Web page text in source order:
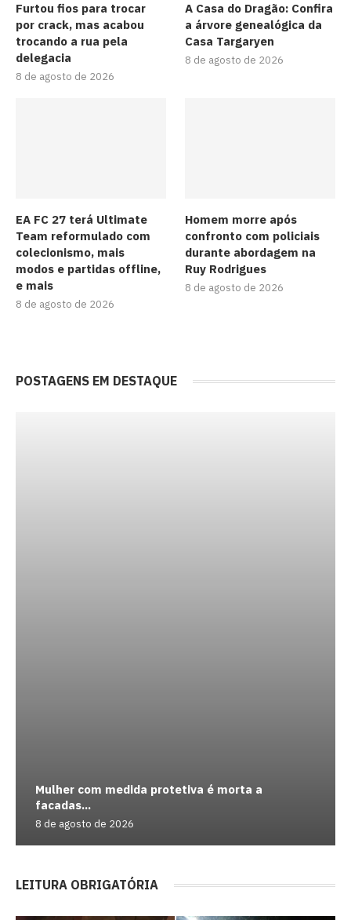
Furtou fios para trocar
por crack, mas acabou
trocando a rua pela
delegacia
8 de agosto de 2026
A Casa do Dragão: Confira
a árvore genealógica da
Casa Targaryen
8 de agosto de 2026
EA FC 27 terá Ultimate
Team reformulado com
colecionismo, mais
modos e partidas offline,
e mais
8 de agosto de 2026
Homem morre após
confronto com policiais
durante abordagem na
Ruy Rodrigues
8 de agosto de 2026
POSTAGENS EM DESTAQUE
Mulher com medida protetiva é morta a
facadas...
8 de agosto de 2026
LEITURA OBRIGATÓRIA